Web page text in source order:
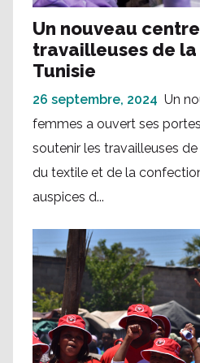
Un nouveau
travailleuses de
Tunisie
26 septembre, 2024 Un
femmes a ouvert ses
soutenir les travailleuses de
du textile et de la
auspices d...